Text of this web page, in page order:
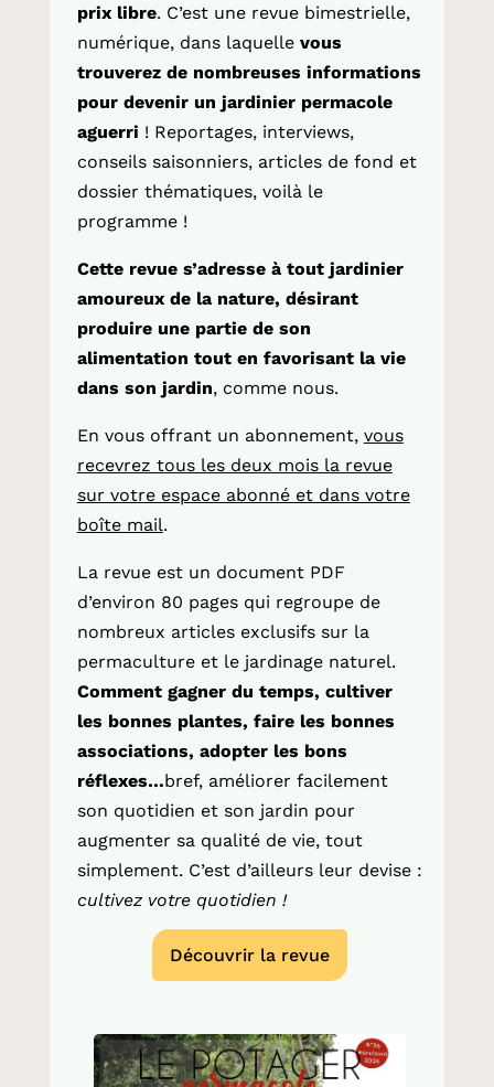
prix libre. C’est une revue bimestrielle,
numérique, dans laquelle vous
trouverez de nombreuses informations
pour devenir un jardinier permacole
aguerri ! Reportages, interviews,
conseils saisonniers, articles de fond et
dossier thématiques, voilà le
programme !
Cette revue s’adresse à tout jardinier
amoureux de la nature, désirant
produire une partie de son
alimentation tout en favorisant la vie
dans son jardin, comme nous.
En vous offrant un abonnement, vous
recevrez tous les deux mois la revue
sur votre espace abonné et dans votre
boîte mail.
La revue est un document PDF
d’environ 80 pages qui regroupe de
nombreux articles exclusifs sur la
permaculture et le jardinage naturel.
Comment gagner du temps, cultiver
les bonnes plantes, faire les bonnes
associations, adopter les bons
réflexes…bref, améliorer facilement
son quotidien et son jardin pour
augmenter sa qualité de vie, tout
simplement. C’est d’ailleurs leur devise :
cultivez votre quotidien !
Découvrir la revue